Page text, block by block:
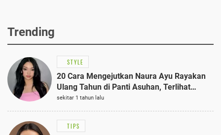
Trending
STYLE
20 Cara Mengejutkan Naura Ayu Rayakan
Ulang Tahun di Panti Asuhan, Terlihat
Anggun dengan Kaftan Cokelat
sekitar 1 tahun lalu
TIPS